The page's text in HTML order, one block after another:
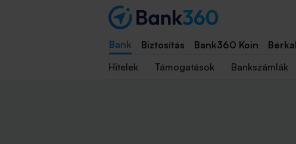
Bank Biztosítás Bank360 Koin
Hitelek
Támogatások Bankszámlák